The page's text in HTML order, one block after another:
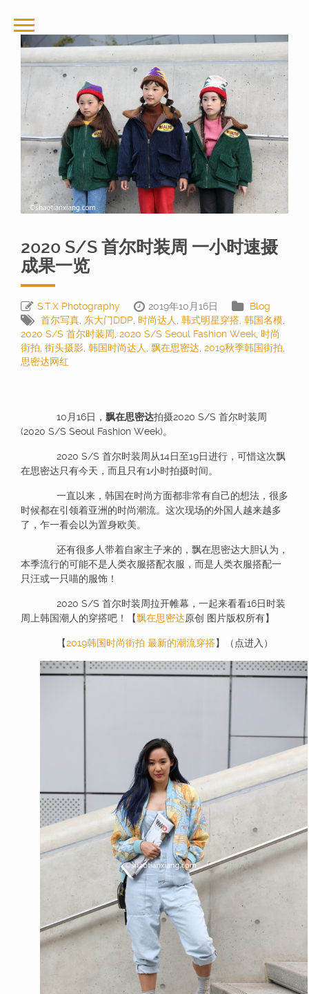
2020 S/S 首尔时装周 一小时速摄
成果一览
S.T.X Photography 2019年10月16日
Blog
首尔写真 东大门DDP 时尚达人 韩式明星穿搭 韩国名模
2020 S/S 首尔时装周
2020 S/S Seoul Fashion Week 时尚
街拍 街头摄影 韩国时尚达人 飘在思密达 2019秋季韩国街拍
思密达网红
10月16日， 飘在思密达拍摄2020 S/S 首尔时装周
(2020 S/S Seoul Fashion Week)。
2020 S/S 首尔时装周从14日至19日进行，可惜这次飘
在思密达只有今天，而且只有1小时拍摄时间。
一直以来，韩国在时尚方面都非常有自己的想法，很多
时候都在引领着亚洲的时尚潮流。这次现场的外国人越来越多
了，乍一看会以为置身欧美。
还有很多人带着自家主子来的，飘在思密达大胆认为，
本季流行的可能不是人类衣服搭配衣服，而是人类衣服搭配一
只汪或一只喵的服饰！
2020 S/S 首尔时装周拉开帷幕，一起来看看16日时装
周上韩国潮人的穿搭吧！【飘在思密达原创 图片版权所有】
【2019韩国时尚街拍 最新的潮流穿搭】（点进入）